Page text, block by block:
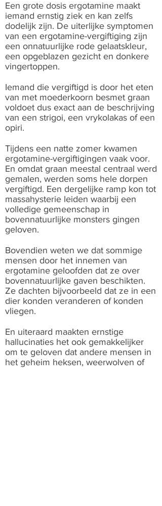
Een grote dosis ergotamine maakt
iemand ernstig ziek en kan zelfs
dodelijk zijn. De uiterlijke symptomen
van een ergotamine-vergiftiging zijn
een onnatuurlijke rode gelaatskleur,
een opgeblazen gezicht en donkere
vingertoppen.
Iemand die vergiftigd is door het eten
van met moederkoorn besmet graan
voldoet dus exact aan de beschrijving
van een strigoi, een vrykolakas of een
opiri.
Tijdens een natte zomer kwamen
ergotamine-vergiftigingen vaak voor.
En omdat graan meestal centraal werd
gemalen, werden soms hele dorpen
vergiftigd. Een dergelijke ramp kon tot
massahysterie leiden waarbij een
volledige gemeenschap in
bovennatuurlijke monsters gingen
geloven.
Bovendien weten we dat sommige
mensen door het innemen van
ergotamine geloofden dat ze over
bovennatuurlijke gaven beschikten.
Ze dachten bijvoorbeeld dat ze in een
dier konden veranderen of konden
vliegen.
En uiteraard maakten ernstige
hallucinaties het ook gemakkelijker
om te geloven dat andere mensen in
het geheim heksen, weerwolven of